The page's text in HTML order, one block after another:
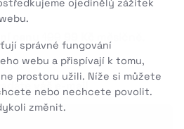
váš e-mail
ojedinělý zážitek
správné fungování
webu a přispívají k tomu,
prostoru užili. Níže si můžete
nebo nechcete povolit.
změnit.